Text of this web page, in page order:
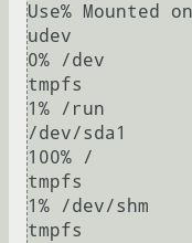
Use% Mounted on
udev
0% /dev
tmpfs
1% /run
/dev/sda1
100% /
tmpfs
1% /dev/shm
tmpfs